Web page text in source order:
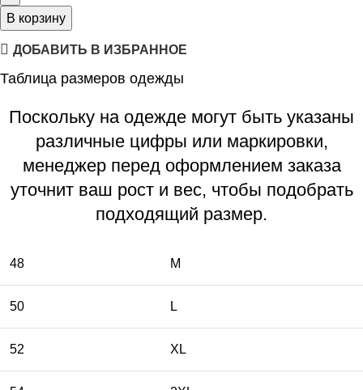
В корзину
ДОБАВИТЬ В ИЗБРАННОЕ
Таблица размеров одежды
Поскольку на одежде могут быть указаны
различные цифры или маркировки,
менеджер перед оформлением заказа
уточнит ваш рост и вес, чтобы подобрать
подходящий размер.
48 M
50 L
52 XL